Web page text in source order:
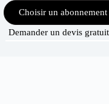
Choisir un abonnement
Demander un devis gratuit